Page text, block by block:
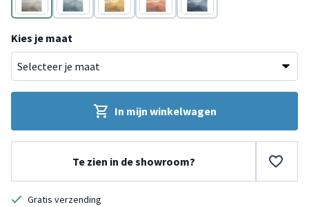
Taupe Groen Geel Rood
Grijs
Kies je maat
In mijn winkelwagen
Te zien in de showroom?
Gratis verzending